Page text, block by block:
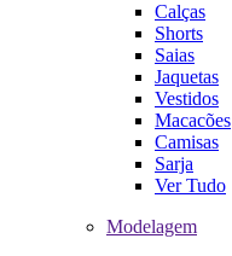
Calças
Shorts
Saias
Jaquetas
Vestidos
Macacões
Camisas
Sarja
Ver Tudo
Modelagem